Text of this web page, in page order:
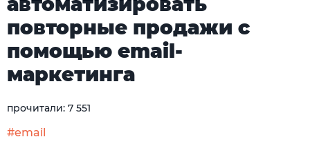
повторные продажи с
помощью email-
маркетинга
прочитали: 7 551
#email